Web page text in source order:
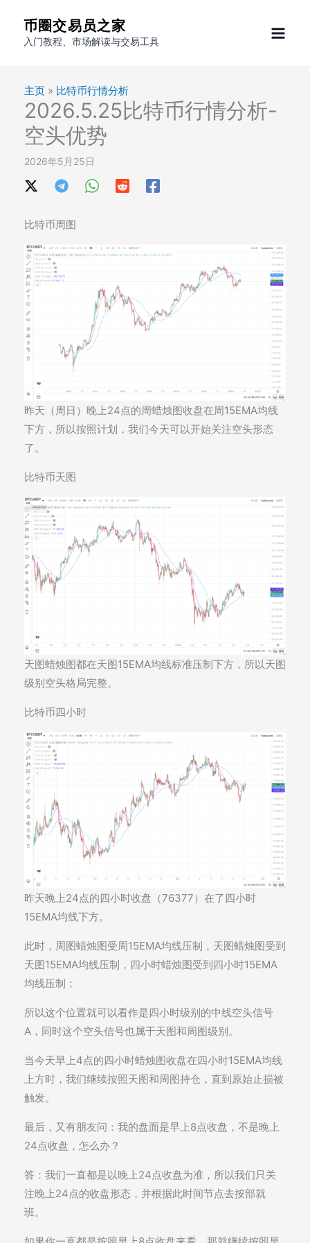
币圈交易员之家
入门教程、市场解读与交易工具
主页 » 比特币行情分析
2026.5.25比特币行情分析-
空头优势
2026年5月25日
比特币周图
昨天（周日）晚上24点的周蜡烛图收盘在周15EMA均线
下方，所以按照计划，我们今天可以开始关注空头形态
了。
比特币天图
天图蜡烛图都在天图15EMA均线标准压制下方，所以天图
级别空头格局完整。
比特币四小时
昨天晚上24点的四小时收盘（76377）在了四小时
15EMA均线下方。
此时，周图蜡烛图受周15EMA均线压制，天图蜡烛图受到
天图15EMA均线压制，四小时蜡烛图受到四小时15EMA
均线压制；
所以这个位置就可以看作是四小时级别的中线空头信号
A，同时这个空头信号也属于天图和周图级别。
当今天早上4点的四小时蜡烛图收盘在四小时15EMA均线
上方时，我们继续按照天图和周图持仓，直到原始止损被
触发。
最后，又有朋友问：我的盘面是早上8点收盘，不是晚上
24点收盘，怎么办？
答：我们一直都是以晚上24点收盘为准，所以我们只关
注晚上24点的收盘形态，并根据此时间节点去按部就
班。